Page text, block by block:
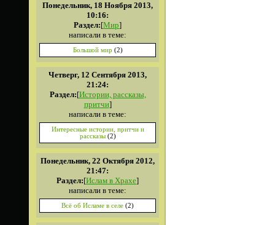
Понедельник, 18 Ноября 2013,
10:16:
Раздел:[Мир]
написали в теме:
Большой мир (2)
Четверг, 12 Сентября 2013,
21:24:
Раздел:[Истории, рассказы,
притчи]
написали в теме:
Интересные истории, притчи и
рассказы (2)
Понедельник, 22 Октября 2012,
21:47:
Раздел:[Ислам в Храхе]
написали в теме:
Всё об Исламе в селе (2)